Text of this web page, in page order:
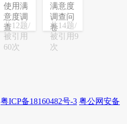
使用满
意度调
查
共12题/
被引用
60次
满意度
调查问
卷
共14题/
被引用9
次
粤ICP备18160482号-3 粤公网安备